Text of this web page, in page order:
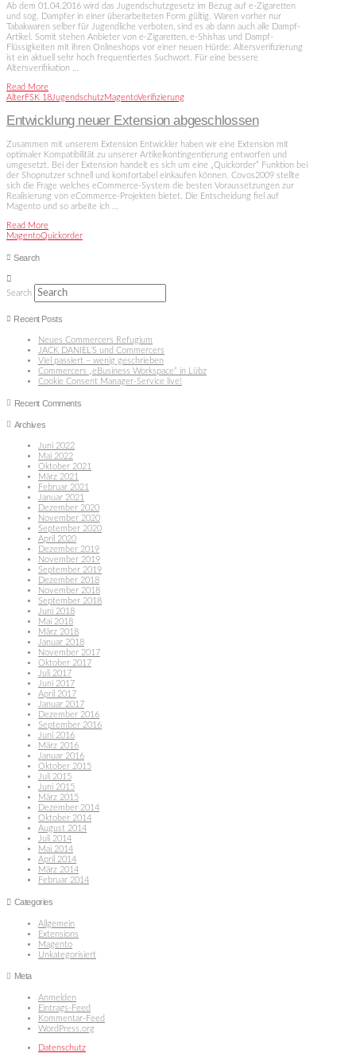
Ab dem 01.04.2016 wird das Jugendschutzgesetz im Bezug auf e-Zigaretten
und sog. Dampfer in einer überarbeiteten Form gültig. Waren vorher nur
Tabakwaren selber für Jugendliche verboten, sind es ab dann auch alle Dampf-
Artikel. Somit stehen Anbieter von e-Zigaretten, e-Shishas und Dampf-
Flüssigkeiten mit ihren Onlineshops vor einer neuen Hürde: Altersverifizierung
ist ein aktuell sehr hoch frequentiertes Suchwort. Für eine bessere
Altersverifikation …
Read More
AlterFSK 18JugendschutzMagentoVerifizierung
Entwicklung neuer Extension abgeschlossen
Zusammen mit unserem Extension Entwickler haben wir eine Extension mit
optimaler Kompatibilität zu unserer Artikelkontingentierung entworfen und
umgesetzt. Bei der Extension handelt es sich um eine „Quickorder“ Funktion bei
der Shopnutzer schnell und komfortabel einkaufen können. Covos2009 stellte
sich die Frage welches eCommerce-System die besten Voraussetzungen zur
Realisierung von eCommerce-Projekten bietet. Die Entscheidung fiel auf
Magento und so arbeite ich …
Read More
MagentoQuickorder
Search
Search
Recent Posts
Neues Commercers Refugium
JACK DANIEL’S und Commercers
Viel passiert – wenig geschrieben
Commercers „eBusiness Workspace“ in Lübz
Cookie Consent Manager-Service live!
Recent Comments
Archives
Juni 2022
Mai 2022
Oktober 2021
März 2021
Februar 2021
Januar 2021
Dezember 2020
November 2020
September 2020
April 2020
Dezember 2019
November 2019
September 2019
Dezember 2018
November 2018
September 2018
Juni 2018
Mai 2018
März 2018
Januar 2018
November 2017
Oktober 2017
Juli 2017
Juni 2017
April 2017
Januar 2017
Dezember 2016
September 2016
Juni 2016
März 2016
Januar 2016
Oktober 2015
Juli 2015
Juni 2015
März 2015
Dezember 2014
Oktober 2014
August 2014
Juli 2014
Mai 2014
April 2014
März 2014
Februar 2014
Categories
Allgemein
Extensions
Magento
Unkategorisiert
Meta
Anmelden
Eintrags-Feed
Kommentar-Feed
WordPress.org
Datenschutz